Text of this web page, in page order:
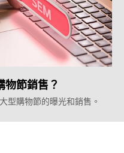
節銷售？
型購物節的曝光和銷售。